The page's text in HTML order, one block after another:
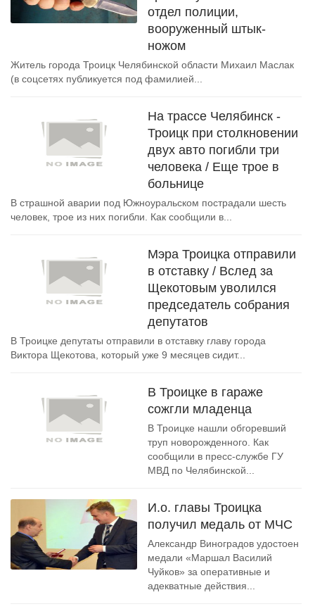
отдел полиции,
вооруженный штык-
ножом
Житель города Троицк Челябинской области Михаил Маслак
(в соцсетях публикуется под фамилией...
На трассе Челябинск -
Троицк при столкновении
двух авто погибли три
человека / Еще трое в
больнице
В страшной аварии под Южноуральском пострадали шесть
человек, трое из них погибли. Как сообщили в...
Мэра Троицка отправили
в отставку / Вслед за
Щекотовым уволился
председатель собрания
депутатов
В Троицке депутаты отправили в отставку главу города
Виктора Щекотова, который уже 9 месяцев сидит...
В Троицке в гараже
сожгли младенца
В Троицке нашли обгоревший
труп новорожденного. Как
сообщили в пресс-службе ГУ
МВД по Челябинской...
И.о. главы Троицка
получил медаль от МЧС
Александр Виноградов удостоен
медали «Маршал Василий
Чуйков» за оперативные и
адекватные действия...